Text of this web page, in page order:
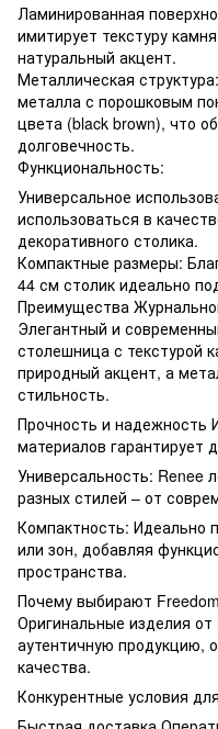
Ламинированная
имитирует текстуру
натуральный акцент.
Металлическая
металла с порошковым
цвета (black brown), что
долговечность.
Функциональность:
Универсальное
использоваться в
декоративного столика.
Компактные размеры:
44 см столик идеально
Преимущества
Элегантный и
столешница с текстурой
природный акцент, а
стильность.
Прочность и надежность
материалов гарантирует
Универсальность: Renee
разных стилей – от
Компактность: Идеально
или зон, добавляя
пространства.
Почему выбирают
Оригинальные изделия
аутентичную продукцию,
качества.
Конкурентные условия